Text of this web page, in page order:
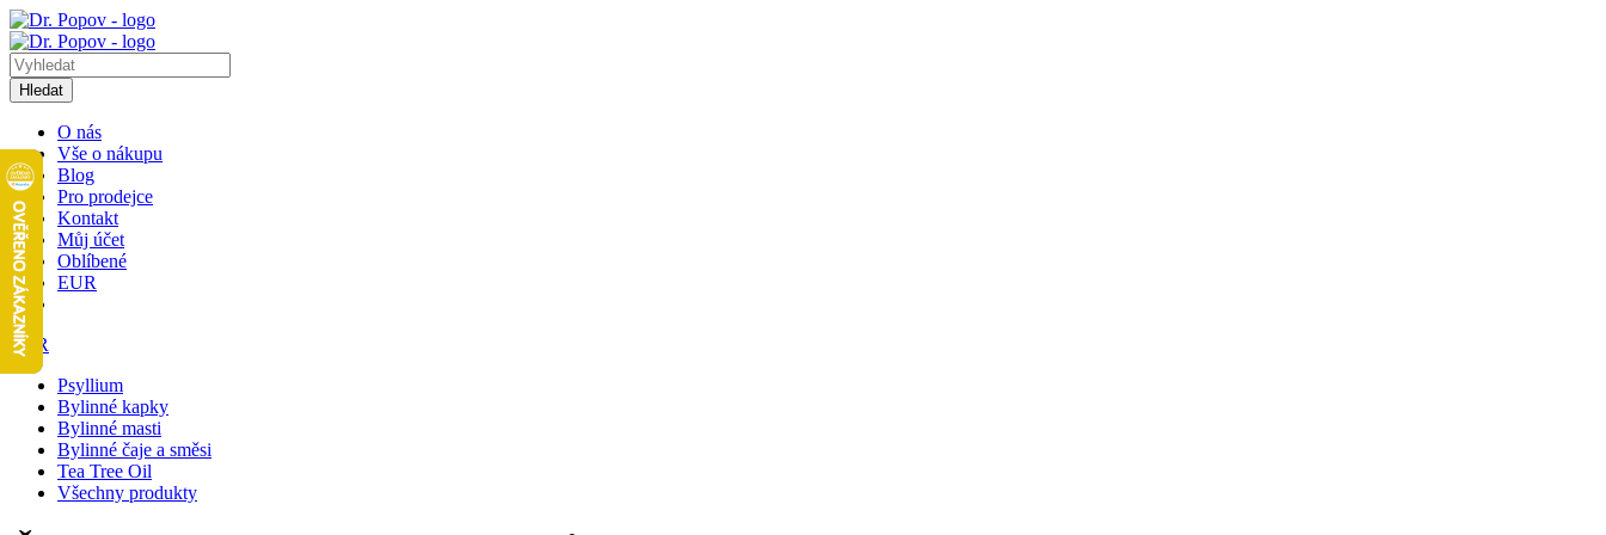
Hledat
O nás
Vše o nákupu
Blog
Pro prodejce
Kontakt
Můj účet
Oblíbené
EUR
EUR
Psyllium
Bylinné kapky
Bylinné masti
Bylinné čaje a směsi
Tea Tree Oil
Všechny produkty